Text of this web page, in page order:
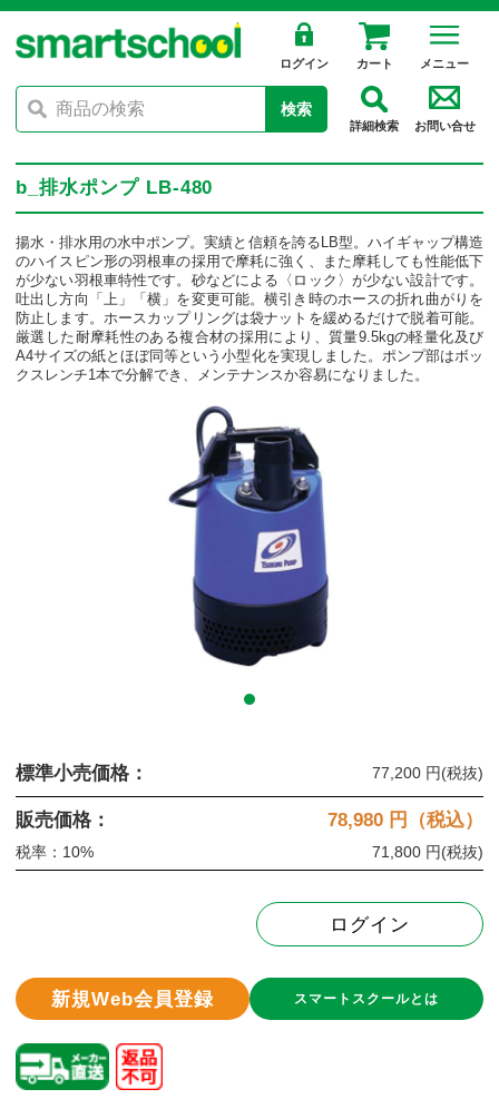
ログイン カート メニュー
検索
詳細検索 お問い合せ
b_排水ポンプ LB-480
揚水・排水用の水中ポンプ。実績と信頼を誇るLB型。ハイギャップ構造
のハイスピン形の羽根車の採用で摩耗に強く、また摩耗しても性能低下
が少ない羽根車特性です。砂などによる〈ロック〉が少ない設計です。
吐出し方向「上」「横」を変更可能。横引き時のホースの折れ曲がりを
防止します。ホースカップリングは袋ナットを緩めるだけで脱着可能。
厳選した耐摩耗性のある複合材の採用により、質量9.5kgの軽量化及び
A4サイズの紙とほぼ同等という小型化を実現しました。ポンプ部はボッ
クスレンチ1本で分解でき、メンテナンスか容易になりました。
標準小売価格： 77,200 円(税抜)
販売価格： 78,980 円（税込）
税率：10% 71,800 円(税抜)
ログイン
新規Web会員登録 スマートスクールとは